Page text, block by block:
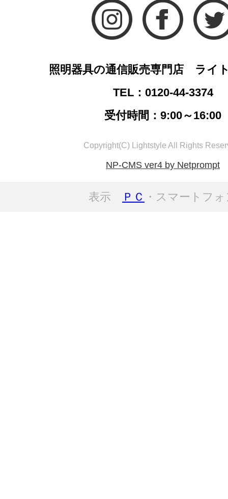
照明器具の通信販売専門店 ライ
TEL：0120-44-3374
受付時間：9:00～16:00
Copyright(C) Lightstyle All Rights
NP-CMS ver4 by Netprompt
表示 ＰＣ ・スマートフ